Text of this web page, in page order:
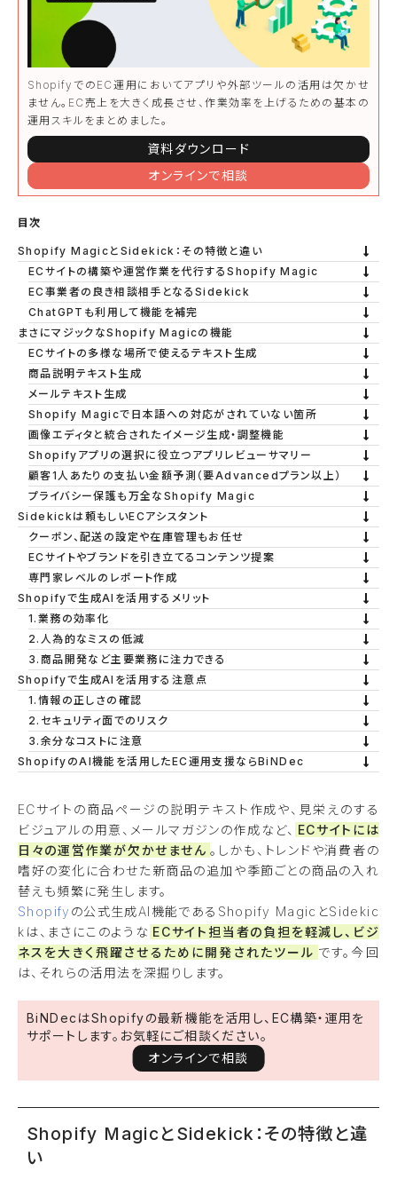
ShopifyでのEC運用においてアプリや外部ツールの活用は欠かせ
ません。EC売上を大きく成長させ、作業効率を上げるための基本の
運用スキルをまとめました。
資料ダウンロード
オンラインで相談
目次
Shopify MagicとSidekick：その特徴と違い
ECサイトの構築や運営作業を代行するShopify Magic
EC事業者の良き相談相手となるSidekick
ChatGPTも利用して機能を補完
まさにマジックなShopify Magicの機能
ECサイトの多様な場所で使えるテキスト生成
商品説明テキスト生成
メールテキスト生成
Shopify Magicで日本語への対応がされていない箇所
画像エディタと統合されたイメージ生成・調整機能
Shopifyアプリの選択に役立つアプリレビューサマリー
顧客1人あたりの支払い金額予測（要Advancedプラン以上）
プライバシー保護も万全なShopify Magic
Sidekickは頼もしいECアシスタント
クーポン、配送の設定や在庫管理もお任せ
ECサイトやブランドを引き立てるコンテンツ提案
専門家レベルのレポート作成
Shopifyで生成AIを活用するメリット
1.業務の効率化
2.人為的なミスの低減
3.商品開発など主要業務に注力できる
Shopifyで生成AIを活用する注意点
1.情報の正しさの確認
2.セキュリティ面でのリスク
3.余分なコストに注意
ShopifyのAI機能を活用したEC運用支援ならBiNDec
ECサイトの商品ページの説明テキスト作成や、見栄えのする
ビジュアルの用意、メールマガジンの作成など、 ECサイトには
日々の運営作業が欠かせません 。しかも、トレンドや消費者の
嗜好の変化に合わせた新商品の追加や季節ごとの商品の入れ
替えも頻繁に発生します。
Shopify の公式生成AI機能であるShopify MagicとSidekic
kは、まさにこのような ECサイト担当者の負担を軽減し、ビジ
ネスを大きく飛躍させるために開発されたツール です。今回
は、それらの活用法を深掘りします。
BiNDecはShopifyの最新機能を活用し、EC構築・運用を
サポートします。お気軽にご相談ください。
オンラインで相談
Shopify MagicとSidekick：その特徴と違
い